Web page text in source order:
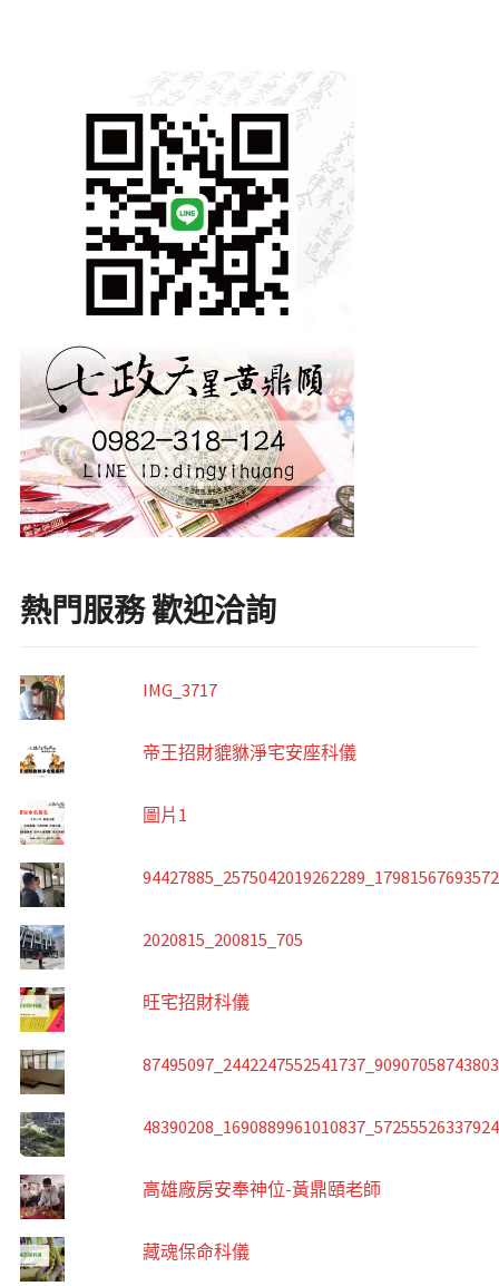
熱門服務 歡迎洽詢
IMG_3717
帝王招財貔貅淨宅安座科儀
圖片1
2020815_200815_705
旺宅招財科儀
高雄廠房安奉神位-黃鼎頤老師
藏魂保命科儀